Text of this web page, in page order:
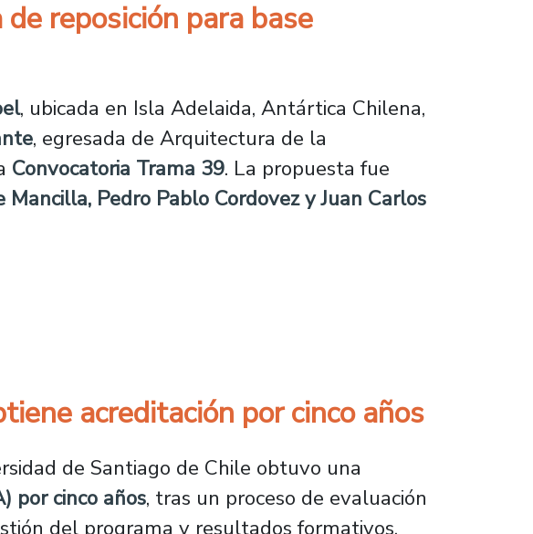
reposición para base
, ubicada en Isla Adelaida, Antártica Chilena,
, egresada de Arquitectura de la
Convocatoria Trama 39. La propuesta fue
Mancilla, Pedro Pablo Cordovez y Juan Carlos
para base científica en la Antártica
acreditación por cinco años
de Santiago de Chile obtuvo una
por cinco años, tras un proceso de evaluación
del programa y resultados formativos.